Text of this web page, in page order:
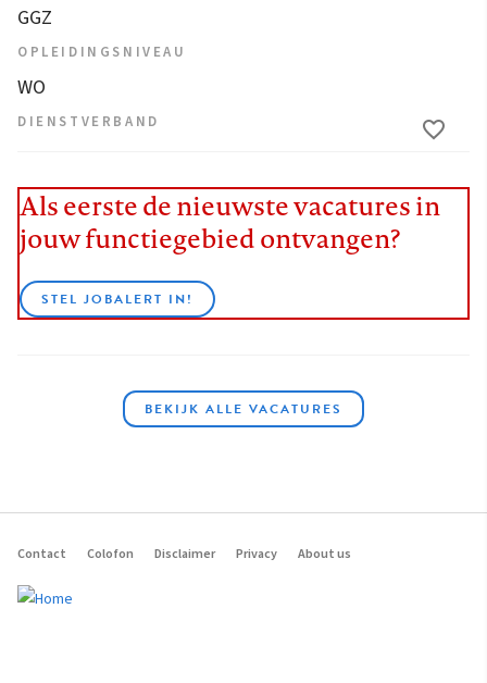
GGZ
OPLEIDINGSNIVEAU
WO
DIENSTVERBAND
Als eerste de nieuwste vacatures in
jouw functiegebied ontvangen?
STEL JOBALERT IN!
BEKIJK ALLE VACATURES
Footer
navigation
Contact Colofon Disclaimer Privacy About us